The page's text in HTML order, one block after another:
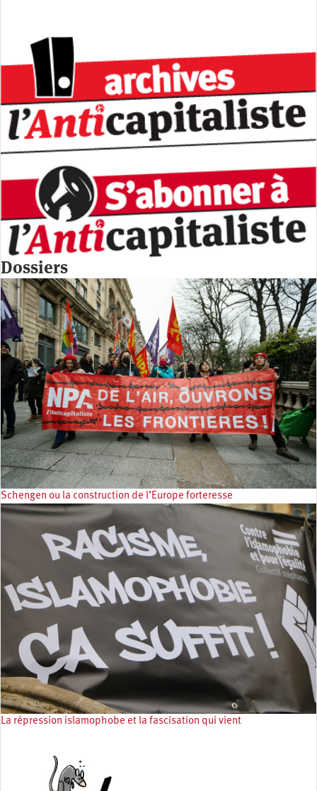
Dossiers
Schengen ou la construction de l’Europe forteresse
La répression islamophobe et la fascisation qui vient